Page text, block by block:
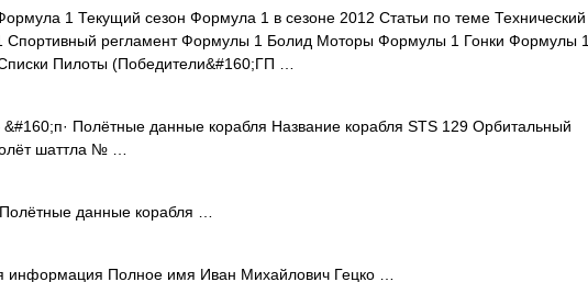
1 Текущий сезон Формула 1 в сезоне 2012 Статьи по теме Технический
Спортивный регламент Формулы 1 Болид Моторы Формулы 1 Гонки Формулы 1
Пилоты (Победители&#160;ГП …
Полётные данные корабля Название корабля STS 129 Орбитальный
шаттла № …
данные корабля …
Полное имя Иван Михайлович Гецко …